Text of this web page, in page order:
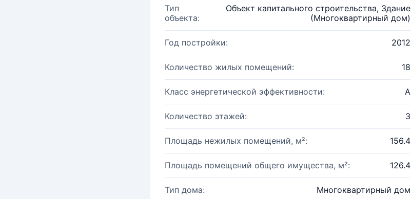
Тип
объекта:
Объект капитального строительства, Здание
(Многоквартирный дом)
Год постройки: 2012
Количество жилых помещений: 18
Класс энергетической эффективности: A
Количество этажей: 3
Площадь нежилых помещений, м²: 156.4
Площадь помещений общего имущества, м²: 126.4
Тип дома: Многоквартирный дом